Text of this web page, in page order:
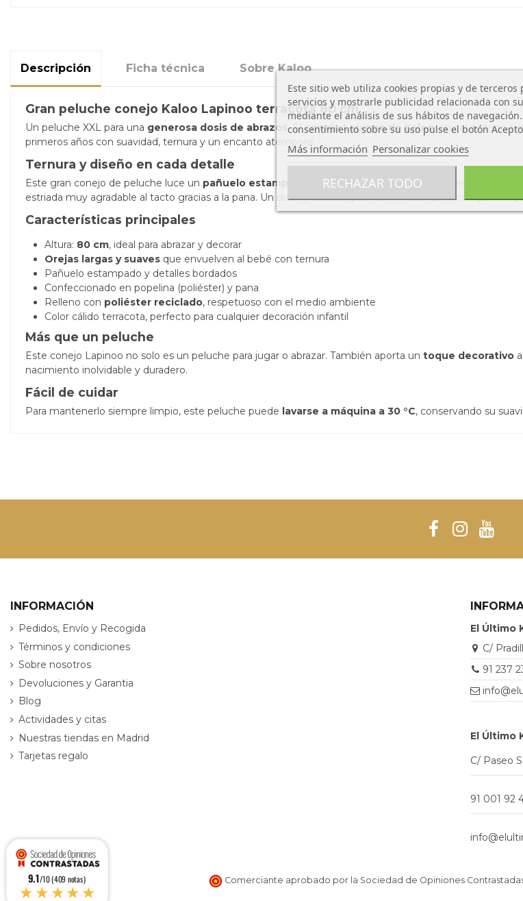
Descripción Ficha técnica Sobre Kaloo
Gran peluche conejo Kaloo Lapinoo terracota 80 cm
Un peluche XXL para una generosa dosis de abrazos . Elconejo Lapinoo de Kaloo, en cálido tono
primeros años con suavidad, ternura y un encanto atemporal.
Ternura y diseño en cada detalle
Este gran conejo de peluche luce un pañuelo estampado inspirado en la naturaleza
, orejas largas
estriada muy agradable al tacto gracias a la pana. Un diseño cuidado para convertirse en el compañero
Características principales
Altura: 80 cm, ideal para abrazar y decorar
Orejas largas y suaves que envuelven al bebé con ternura
Pañuelo estampado y detalles bordados
Confeccionado en popelina (poliéster) y pana
Relleno con poliéster reciclado, respetuoso con el medio ambiente
Color cálido terracota, perfecto para cualquier decoración infantil
Más que un peluche
Este conejo Lapinoo no solo es un peluche para jugar o abrazar. También aporta un toque decorativo
nacimiento inolvidable y duradero.
Fácil de cuidar
Para mantenerlo siempre limpio, este peluche puede lavarse a máquina a 30 °C, conservando su
INFORMACIÓN
Pedidos, Envío y Recogida
Términos y condiciones
Sobre nosotros
Devoluciones y Garantia
Blog
Actividades y citas
Nuestras tiendas en Madrid
Tarjetas regalo
El Último
C/
91 237
El Último
C/ Paseo
91 001 92
Este sitio web utiliza cookies propias y de
servicios y mostrarle publicidad relacionada con
mediante el análisis de sus hábitos de
consentimiento sobre su uso pulse el botón
Más información Personalizar cookies
RECHAZAR TODO
Comerciante aprobado por la Sociedad de Opiniones
9.1/10 (409 notas)
★★★★★